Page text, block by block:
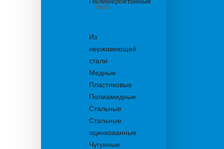
из бетона
М600
Из
нержавеющей
стали
Медные
Пластиковые
Полиамидные
Стальные
Стальные
оцинкованные
Чугунные